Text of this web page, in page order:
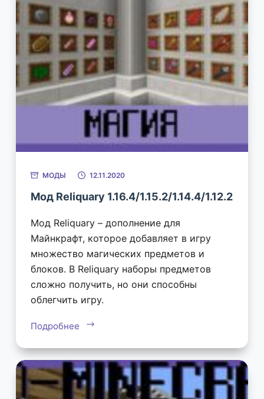
МОДЫ 12.11.2020
Мод Reliquary 1.16.4/1.15.2/1.14.4/1.12.2
Мод Reliquary – дополнение для
Майнкрафт, которое добавляет в игру
множество магических предметов и
блоков. В Reliquary наборы предметов
сложно получить, но они способны
облегчить игру.
Подробнее